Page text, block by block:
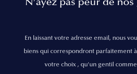
N’ayez pas peur de
En laissant votre adresse email, nous
biens qui correspondront parfaitement
votre choix , qu'un gentil